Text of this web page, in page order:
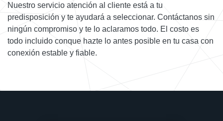
Nuestro servicio atención al cliente está a tu
predisposición y te ayudará a seleccionar. Contáctanos sin
ningún compromiso y te lo aclaramos todo. El costo es
todo incluido conque hazte lo antes posible en tu casa con
conexión estable y fiable.